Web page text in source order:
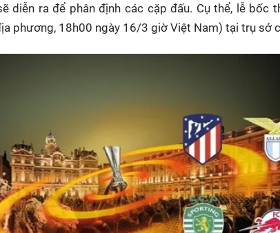
diễn ra để phân định các cặp đấu. Cụ thể, lễ bốc
phương, 18h00 ngày 16/3 giờ Việt Nam) tại trụ sở